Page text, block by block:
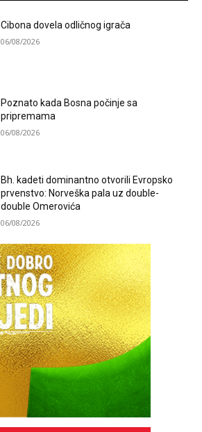
Cibona dovela odličnog igrača
06/08/2026
Poznato kada Bosna počinje sa
pripremama
06/08/2026
Bh. kadeti dominantno otvorili Evropsko
prvenstvo: Norveška pala uz double-
double Omerovića
06/08/2026